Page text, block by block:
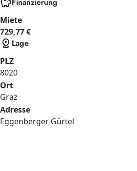
Miete
729,77 €
distance Lage
PLZ
8020
Ort
Graz
Adresse
Eggenberger Gürtel